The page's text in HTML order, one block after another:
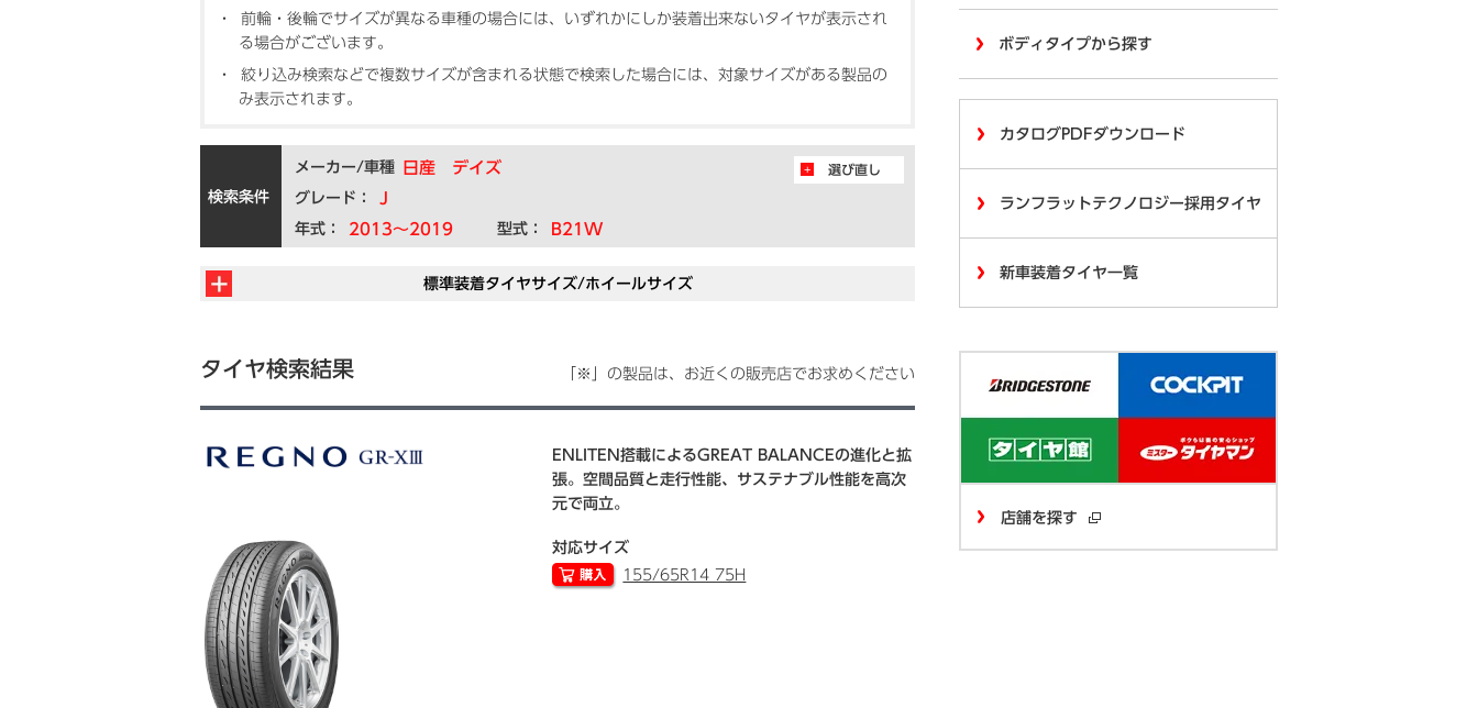
前輪・後輪でサイズが異なる車種の場合には、いずれかにしか装着出来ないタイヤが表示され
る場合がございます。
絞り込み検索などで複数サイズが含まれる状態で検索した場合には、対象サイズがある製品の
み表示されます。
検索条件
メーカー/車種 日産 デイズ
グレード： J
年式： 2013～2019 型式： B21W
選び直し
標準装着タイヤサイズ/ホイールサイズ
タイヤ検索結果 「※」の製品は、お近くの販売店でお求めください
ENLITEN搭載によるGREAT BALANCEの進化と拡
張。空間品質と走行性能、サステナブル性能を高次
元で両立。
対応サイズ
155/65R14 75H
ボディタイプから探す
カタログPDFダウンロード
ランフラットテクノロジー採用タイヤ
新車装着タイヤ一覧
店舗を探す